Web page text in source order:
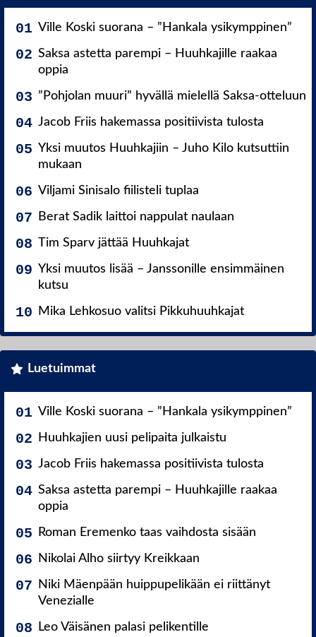
Ville Koski suorana – ”Hankala ysikymppinen”
Saksa astetta parempi – Huuhkajille raakaa
oppia
”Pohjolan muuri” hyvällä mielellä Saksa-otteluun
Jacob Friis hakemassa positiivista tulosta
Yksi muutos Huuhkajiin – Juho Kilo kutsuttiin
mukaan
Viljami Sinisalo fiilisteli tuplaa
Berat Sadik laittoi nappulat naulaan
Tim Sparv jättää Huuhkajat
Yksi muutos lisää – Janssonille ensimmäinen
kutsu
Mika Lehkosuo valitsi Pikkuhuuhkajat
Luetuimmat
Ville Koski suorana – ”Hankala ysikymppinen”
Huuhkajien uusi pelipaita julkaistu
Jacob Friis hakemassa positiivista tulosta
Saksa astetta parempi – Huuhkajille raakaa
oppia
Roman Eremenko taas vaihdosta sisään
Nikolai Alho siirtyy Kreikkaan
Niki Mäenpään huippupelikään ei riittänyt
Venezialle
Leo Väisänen palasi pelikentille